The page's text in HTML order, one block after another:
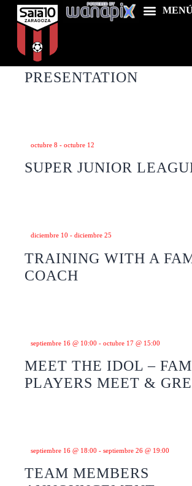
Features
News
NEW STADIUM
PRESENTATION
octubre 8 - octubre 12
SUPER JUNIOR
diciembre 10 - diciembre 25
TRAINING WITH A
COACH
septiembre 16 @ 10:00 - octubre 17 @ 15:00
MEET THE IDOL –
PLAYERS MEET &
septiembre 16 @ 18:00 - septiembre 26 @ 19:00
TEAM MEMBERS